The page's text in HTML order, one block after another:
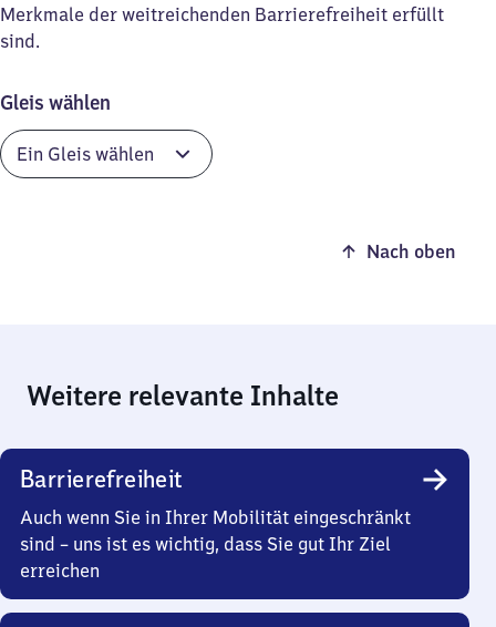
Merkmale der weitreichenden Barrierefreiheit erfüllt
sind.
Gleis wählen
Nach oben
Weitere relevante Inhalte
Barrierefreiheit
Auch wenn Sie in Ihrer Mobilität eingeschränkt
sind – uns ist es wichtig, dass Sie gut Ihr Ziel
erreichen